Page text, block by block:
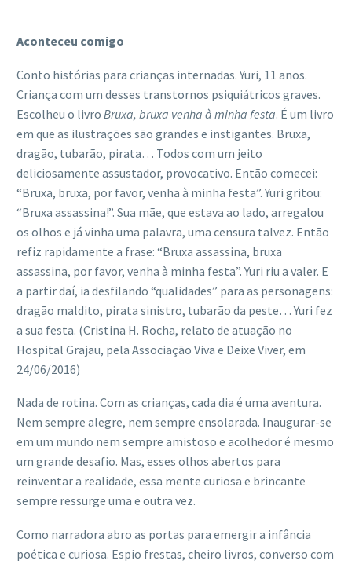
Aconteceu comigo
Conto histórias para crianças internadas. Yuri, 11 anos.
Criança com um desses transtornos psiquiátricos graves.
Escolheu o livro Bruxa, bruxa venha à minha festa. É um livro
em que as ilustrações são grandes e instigantes. Bruxa,
dragão, tubarão, pirata… Todos com um jeito
deliciosamente assustador, provocativo. Então comecei:
“Bruxa, bruxa, por favor, venha à minha festa”. Yuri gritou:
“Bruxa assassina!”. Sua mãe, que estava ao lado, arregalou
os olhos e já vinha uma palavra, uma censura talvez. Então
refiz rapidamente a frase: “Bruxa assassina, bruxa
assassina, por favor, venha à minha festa”. Yuri riu a valer. E
a partir daí, ia desfilando “qualidades” para as personagens:
dragão maldito, pirata sinistro, tubarão da peste… Yuri fez
a sua festa. (Cristina H. Rocha, relato de atuação no
Hospital Grajau, pela Associação Viva e Deixe Viver, em
24/06/2016)
Nada de rotina. Com as crianças, cada dia é uma aventura.
Nem sempre alegre, nem sempre ensolarada. Inaugurar-se
em um mundo nem sempre amistoso e acolhedor é mesmo
um grande desafio. Mas, esses olhos abertos para
reinventar a realidade, essa mente curiosa e brincante
sempre ressurge uma e outra vez.
Como narradora abro as portas para emergir a infância
poética e curiosa. Espio frestas, cheiro livros, converso com